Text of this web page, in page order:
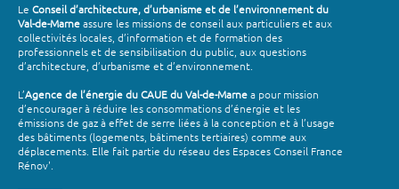
Le Conseil d’architecture, d’urbanisme et de l’environnement du
Val-de-Marneassure les missions de conseil aux particuliers et aux
collectivités locales, d’information et de formation des
professionnels et de sensibilisation du public, aux questions
d’architecture, d’urbanisme et d’environnement.
L’Agence de l’énergie du CAUE du Val-de-Marnea pour mission
d’encourager à réduire les consommations d’énergie et les
émissions de gaz à effet de serre liées à la conception et à l’usage
des bâtiments (logements, bâtiments tertiaires) comme aux
déplacements. Elle fait partie du réseau des Espaces Conseil France
Rénov'.